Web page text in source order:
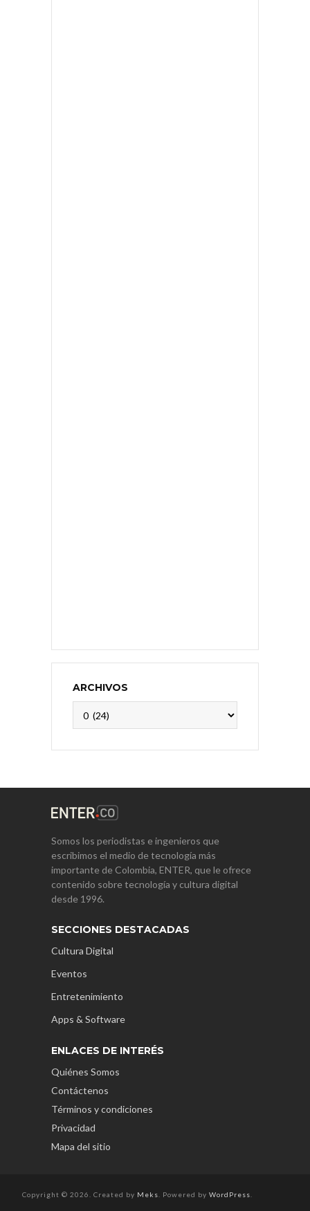
ARCHIVOS
Somos los periodistas e ingenieros que
escribimos el medio de tecnología más
importante de Colombia, ENTER, que le ofrece
contenido sobre tecnología y cultura digital
desde 1996.
SECCIONES DESTACADAS
Cultura Digital
Eventos
Entretenimiento
Apps & Software
ENLACES DE INTERÉS
Quiénes Somos
Contáctenos
Términos y condiciones
Privacidad
Mapa del sitio
Copyright © 2026. Created by Meks . Powered by WordPress